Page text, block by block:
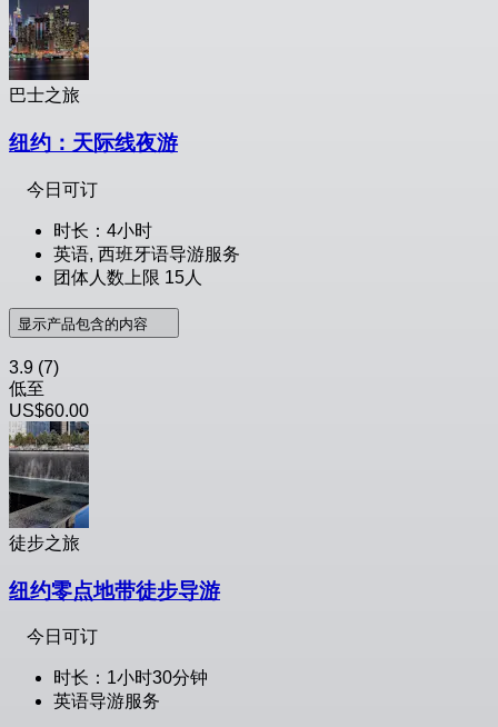
巴士之旅
纽约：天际线夜游
今日可订
时长：4小时
英语, 西班牙语导游服务
团体人数上限 15人
显示产品包含的内容
3.9 (7)
低至
US$60.00
徒步之旅
纽约零点地带徒步导游
今日可订
时长：1小时30分钟
英语导游服务